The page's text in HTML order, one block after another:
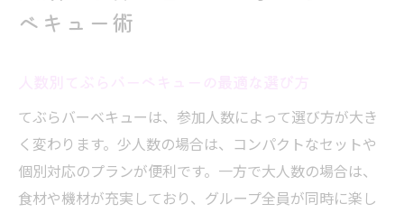
ベキュー術
てぶらバーベキューは、参加人数によって選び方が大き
く変わります。少人数の場合は、コンパクトなセットや
個別対応のプランが便利です。一方で大人数の場合は、
食材や機材が充実しており、グループ全員が同時に楽し